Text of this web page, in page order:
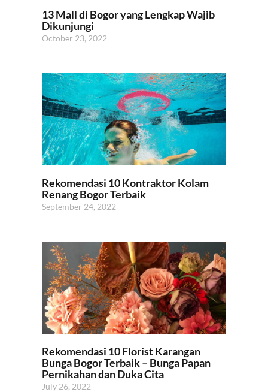
13 Mall di Bogor yang Lengkap Wajib
Dikunjungi
October 23, 2022
Rekomendasi 10 Kontraktor Kolam
Renang Bogor Terbaik
September 24, 2022
Rekomendasi 10 Florist Karangan
Bunga Bogor Terbaik – Bunga Papan
Pernikahan dan Duka Cita
July 26, 2022